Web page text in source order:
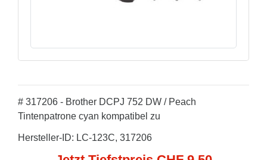
# 317206 - Brother DCPJ 752 DW / Peach
Tintenpatrone cyan kompatibel zu
Hersteller-ID: LC-123C, 317206